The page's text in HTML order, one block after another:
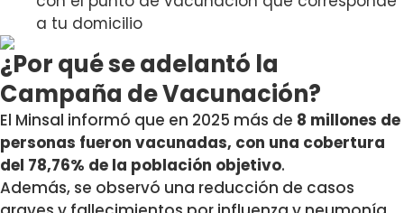
a tu domicilio
¿Por qué se adelantó la
Campaña de Vacunación?
El Minsal informó que en 2025 más de 8 millones de
personas fueron vacunadas, con una cobertura
del 78,76% de la población objetivo.
Además, se observó una reducción de casos